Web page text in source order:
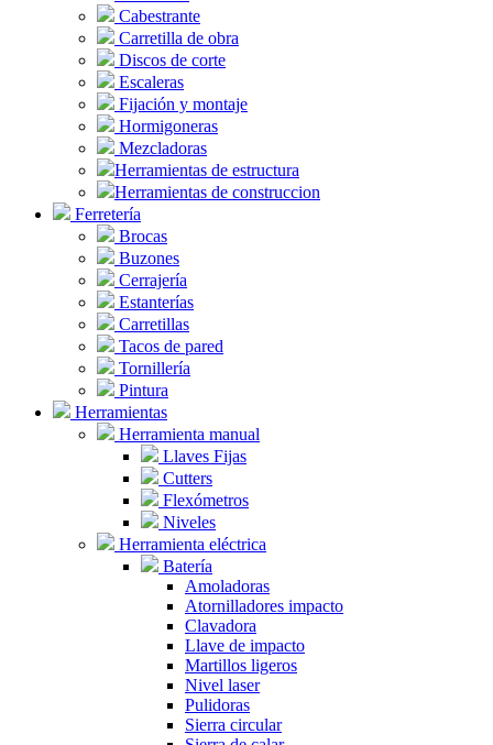
Cabestrante
Carretilla de obra
Discos de corte
Escaleras
Fijación y montaje
Hormigoneras
Mezcladoras
Herramientas de estructura
Herramientas de construccion
Ferretería
Brocas
Buzones
Cerrajería
Estanterías
Carretillas
Tacos de pared
Tornillería
Pintura
Herramientas
Herramienta manual
Llaves Fijas
Cutters
Flexómetros
Niveles
Herramienta eléctrica
Batería
Amoladoras
Atornilladores impacto
Clavadora
Llave de impacto
Martillos ligeros
Nivel laser
Pulidoras
Sierra circular